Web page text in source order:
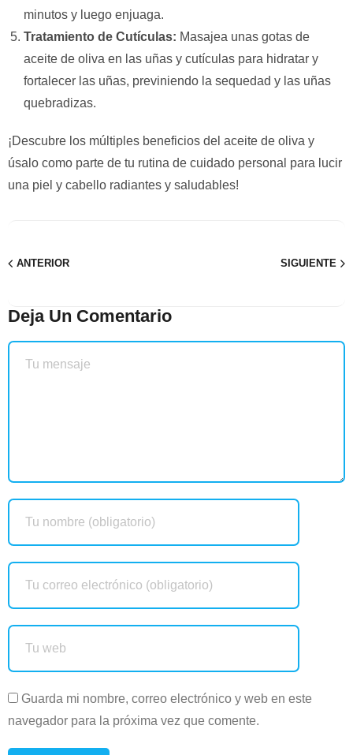
minutos y luego enjuaga.
Tratamiento de Cutículas: Masajea unas gotas de
aceite de oliva en las uñas y cutículas para hidratar y
fortalecer las uñas, previniendo la sequedad y las uñas
quebradizas.
¡Descubre los múltiples beneficios del aceite de oliva y
úsalo como parte de tu rutina de cuidado personal para lucir
una piel y cabello radiantes y saludables!
ANTERIOR SIGUIENTE
Deja Un Comentario
Guarda mi nombre, correo electrónico y web en este
navegador para la próxima vez que comente.